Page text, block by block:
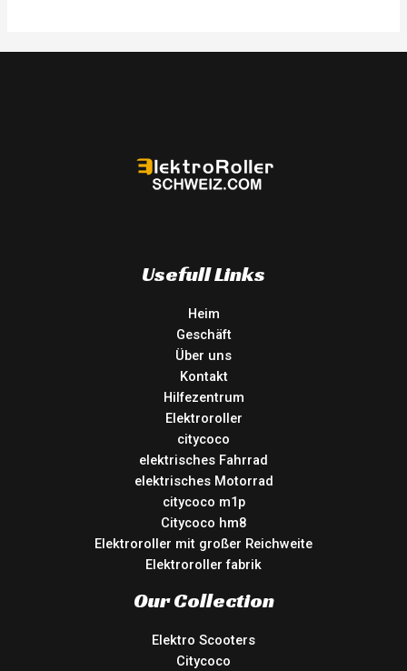
Usefull Links
Heim
Geschäft
Über uns
Kontakt
Hilfezentrum
Elektroroller
citycoco
elektrisches Fahrrad
elektrisches Motorrad
citycoco m1p
Citycoco hm8
Elektroroller mit großer Reichweite
Elektroroller fabrik
Our Collection
Elektro Scooters
Citycoco